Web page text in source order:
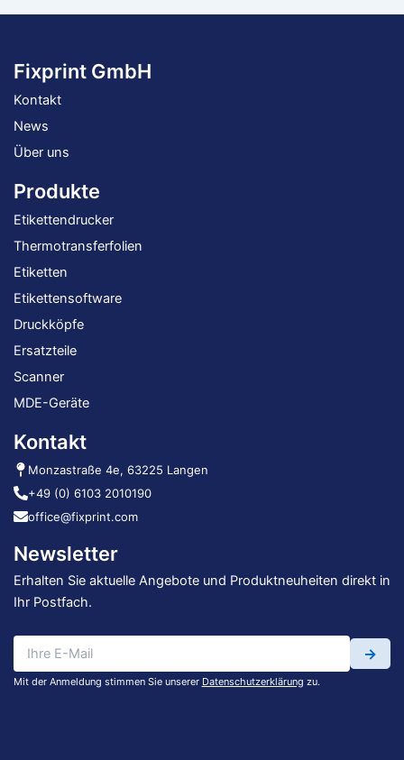
Fixprint GmbH
Kontakt
News
Über uns
Produkte
Etikettendrucker
Thermotransferfolien
Etiketten
Etikettensoftware
Druckköpfe
Ersatzteile
Scanner
MDE-Geräte
Kontakt
Monzastraße 4e, 63225 Langen
+49 (0) 6103 2010190
office@fixprint.com
Newsletter
Erhalten Sie aktuelle Angebote und Produktneuheiten direkt in
Ihr Postfach.
→
Mit der Anmeldung stimmen Sie unserer Datenschutzerklärung zu.